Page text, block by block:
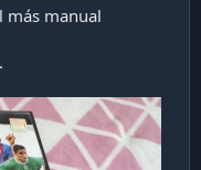
más manual